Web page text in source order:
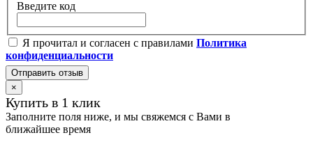
Введите код
Я прочитал и согласен с правилами Политика
конфиденциальности
Отправить отзыв
×
Купить в 1 клик
Заполните поля ниже, и мы свяжемся с Вами в
ближайшее время